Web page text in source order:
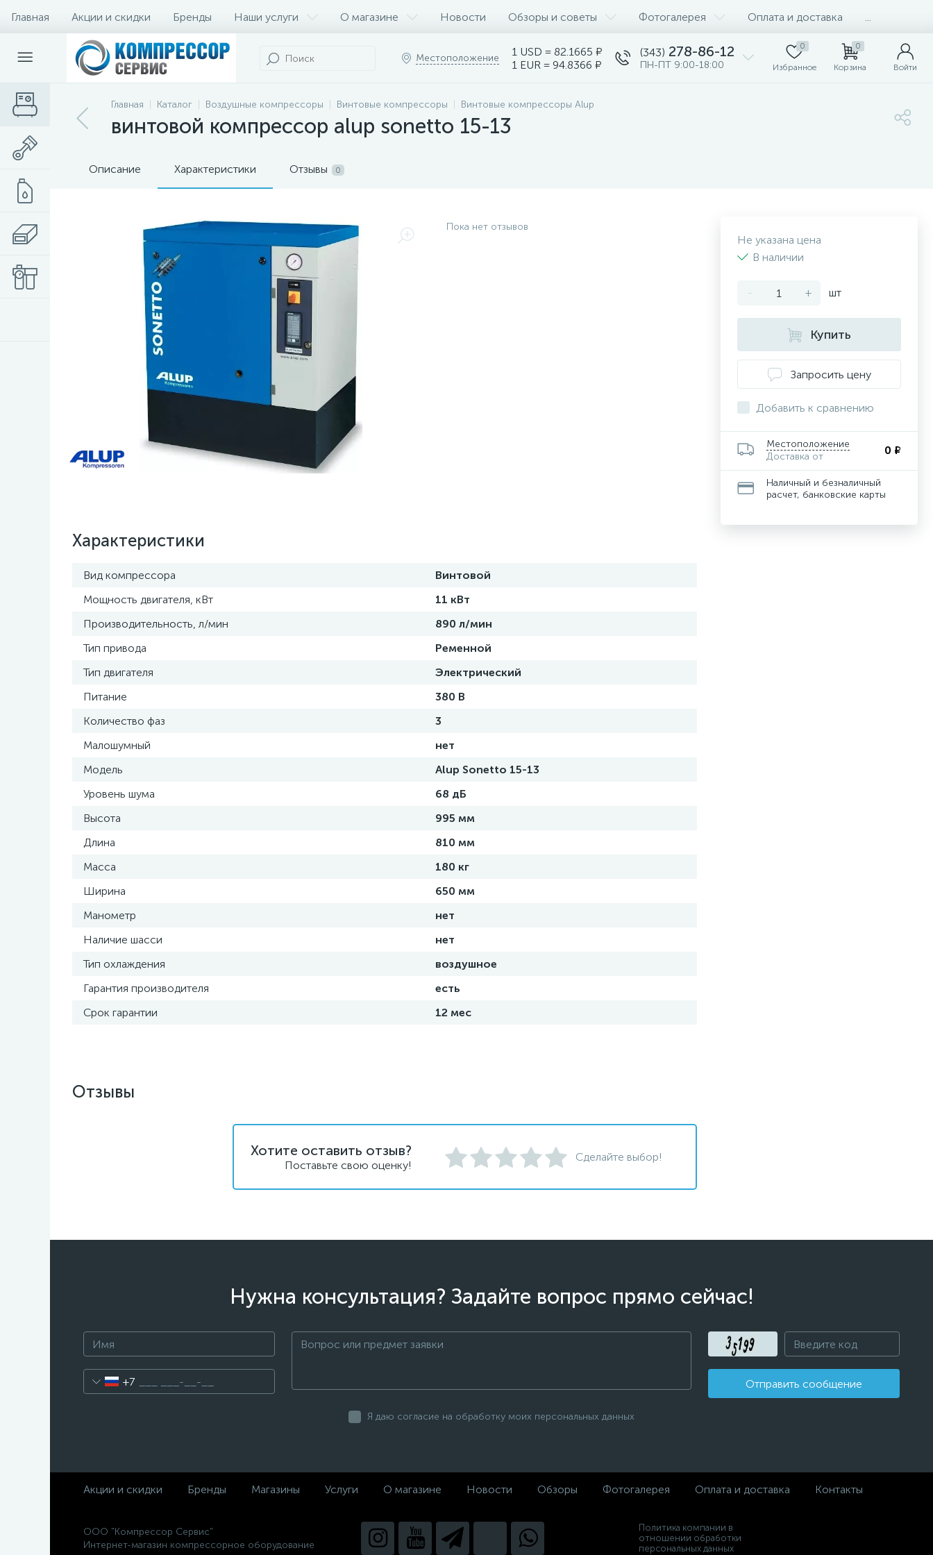
Главная Акции и скидки Бренды Наши услуги О магазине Новости Обзоры и советы Фотогалерея Оплата и доставка
Местоположение
1 USD = 82.1665 ₽
1 EUR = 94.8366 ₽
(343) 278-86-12
ПН-ПТ 9:00-18:00
0
Избранное
0
Корзина Войти
Главная Каталог Воздушные компрессоры Винтовые компрессоры Винтовые компрессоры Alup
винтовой компрессор alup sonetto 15-13
Описание Характеристики Отзывы 0
Пока нет отзывов
Характеристики
Вид компрессора
Винтовой
Мощность двигателя, кВт
11 кВт
Производительность, л/мин
890 л/мин
Тип привода
Ременной
Тип двигателя
Электрический
Питание
380 В
Количество фаз
3
Малошумный
нет
Модель
Alup Sonetto 15-13
Уровень шума
68 дБ
Высота
995 мм
Длина
810 мм
Масса
180 кг
Ширина
650 мм
Манометр
нет
Наличие шасси
нет
Тип охлаждения
воздушное
Гарантия производителя
есть
Срок гарантии
12 мес
Не указана цена
В наличии
- + шт
Купить
Запросить цену
Добавить к сравнению
Местоположение
Доставка от
0 ₽
Наличный и безналичный
расчет, банковские карты
Отзывы
Хотите оставить отзыв?
Поставьте свою оценку!
Сделайте выбор!
Нужна консультация? Задайте вопрос прямо сейчас!
+7 Отправить сообщение
Я даю согласие на обработку моих персональных данных
Акции и скидки Бренды Магазины Услуги О магазине Новости Обзоры Фотогалерея Оплата и доставка Контакты
ООО "Компрессор Сервис"
Интернет-магазин компрессорное оборудование
Политика компании в
отношении обработки
персональных данных